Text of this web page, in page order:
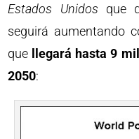
Estados Unidos que
seguirá aumentando
que llegará hasta 9
2050: